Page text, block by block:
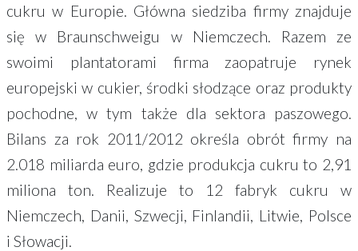
cukru w Europie. Główna siedziba firmy znajduje
się w Braunschweigu w Niemczech. Razem ze
swoimi plantatorami firma zaopatruje rynek
europejski w cukier, środki słodzące oraz produkty
pochodne, w tym także dla sektora paszowego.
Bilans za rok 2011/2012 określa obrót firmy na
2.018 miliarda euro, gdzie produkcja cukru to 2,91
miliona ton. Realizuje to 12 fabryk cukru w
Niemczech, Danii, Szwecji, Finlandii, Litwie, Polsce
i Słowacji.